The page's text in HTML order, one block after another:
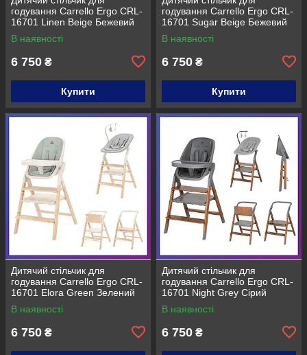
годування Carrello Ergo CRL-
16701 Linen Beige Бежевий
В наявності
6 750 ₴
Купити
годування Carrello Ergo CRL-
16701 Sugar Beige Бежевий
В наявності
6 750 ₴
Купити
Дитячий стільчик для
годування Carrello Ergo CRL-
16701 Elora Green Зелений
В наявності
6 750 ₴
Дитячий стільчик для
годування Carrello Ergo CRL-
16701 Night Grey Сірий
В наявності
6 750 ₴